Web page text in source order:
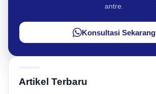
antre.
Konsultasi Sekarang
Artikel Terbaru